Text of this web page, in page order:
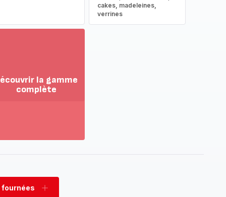
cakes, madeleines,
verrines
la gamme
complète
fournées
Ajouter